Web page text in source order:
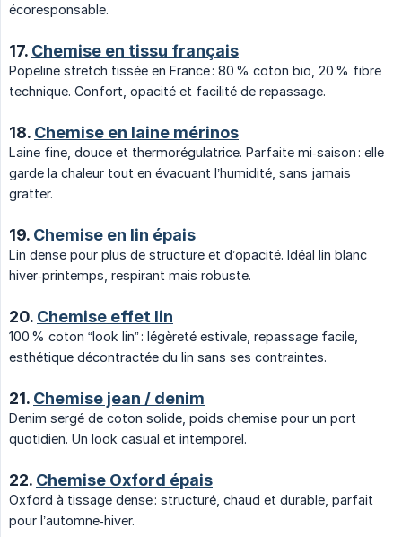
écoresponsable.
17. Chemise en tissu français
Popeline stretch tissée en France : 80 % coton bio, 20 % fibre
technique. Confort, opacité et facilité de repassage.
18. Chemise en laine mérinos
Laine fine, douce et thermorégulatrice. Parfaite mi‑saison : elle
garde la chaleur tout en évacuant l’humidité, sans jamais
gratter.
19. Chemise en lin épais
Lin dense pour plus de structure et d’opacité. Idéal lin blanc
hiver‑printemps, respirant mais robuste.
20. Chemise effet lin
100 % coton “look lin” : légèreté estivale, repassage facile,
esthétique décontractée du lin sans ses contraintes.
21. Chemise jean / denim
Denim sergé de coton solide, poids chemise pour un port
quotidien. Un look casual et intemporel.
22. Chemise Oxford épais
Oxford à tissage dense : structuré, chaud et durable, parfait
pour l’automne‑hiver.